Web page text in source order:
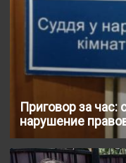
Приговор за час:
нарушение